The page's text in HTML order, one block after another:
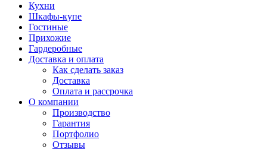
Кухни
Шкафы-купе
Гостиные
Прихожие
Гардеробные
Доставка и оплата
Как сделать заказ
Доставка
Оплата и рассрочка
О компании
Производство
Гарантия
Портфолио
Отзывы